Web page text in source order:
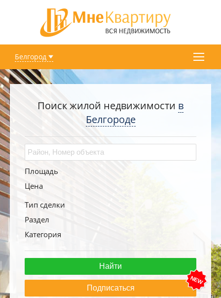
Белгород
Поиск жилой недвижимости в
Белгороде
Площадь
Цена
Тип сделки
Раздел
Категория
Подписаться